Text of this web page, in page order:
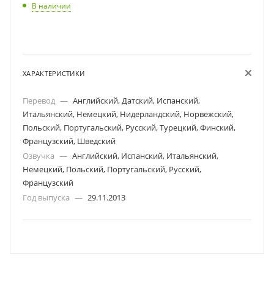
В наличии
ХАРАКТЕРИСТИКИ
Перевод — Английский, Датский, Испанский,
Итальянский, Немецкий, Нидерландский, Норвежский,
Польский, Португальский, Русский, Турецкий, Финский,
Французский, Шведский
Озвучка — Английский, Испанский, Итальянский,
Немецкий, Польский, Португальский, Русский,
Французский
Год выпуска — 29.11.2013